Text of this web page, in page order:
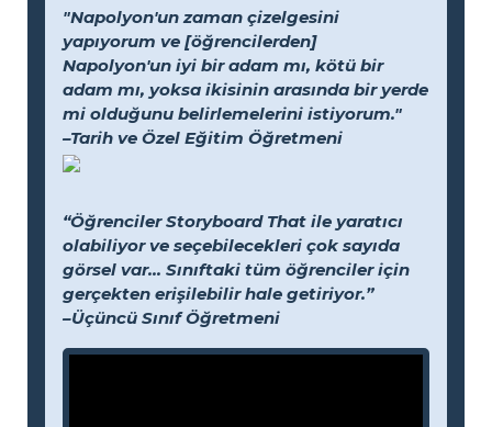
"Napolyon'un zaman çizelgesini
yapıyorum ve [öğrencilerden]
Napolyon'un iyi bir adam mı, kötü bir
adam mı, yoksa ikisinin arasında bir yerde
mi olduğunu belirlemelerini istiyorum."
–Tarih ve Özel Eğitim Öğretmeni
“Öğrenciler Storyboard That ile yaratıcı
olabiliyor ve seçebilecekleri çok sayıda
görsel var... Sınıftaki tüm öğrenciler için
gerçekten erişilebilir hale getiriyor.”
–Üçüncü Sınıf Öğretmeni